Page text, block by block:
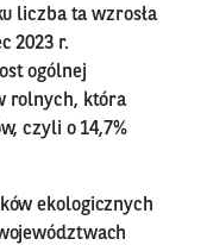
liczba ta wzrosła
2023 r.
ogólnej
rolnych, która
czyli o 14,7%
ekologicznych